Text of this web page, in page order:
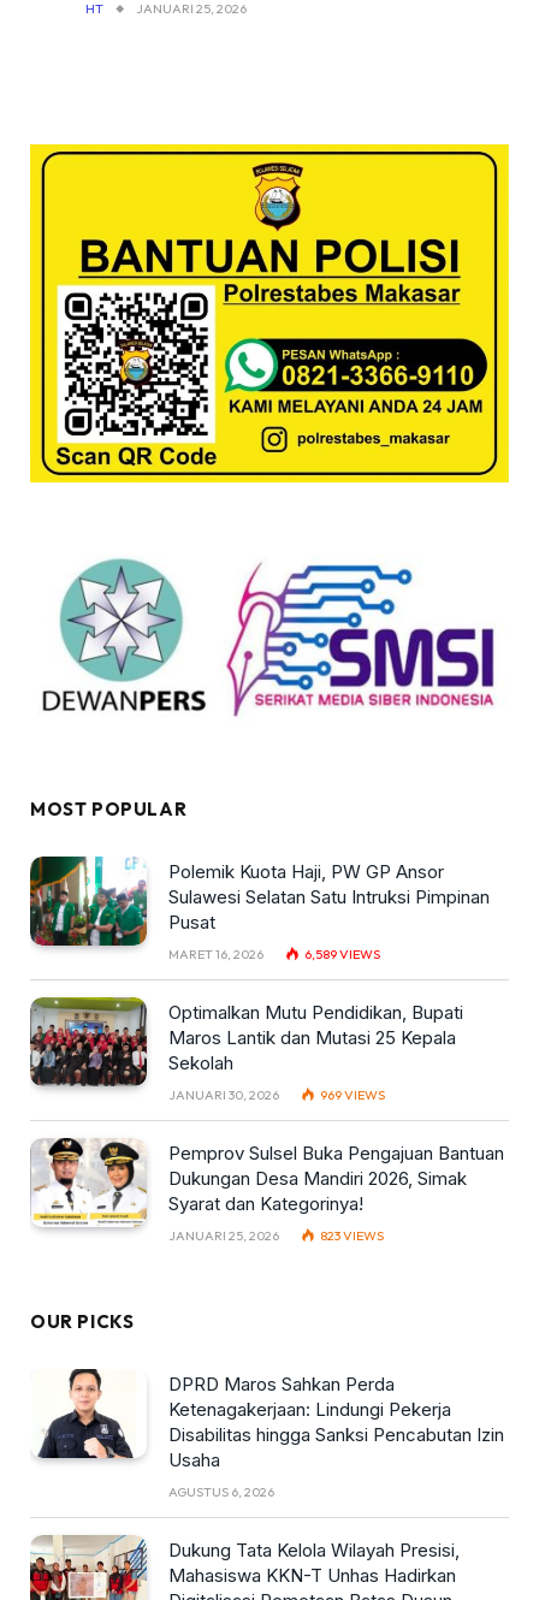
HT JANUARI 25, 2026
MOST POPULAR
Polemik Kuota Haji, PW GP Ansor
Sulawesi Selatan Satu Intruksi Pimpinan
Pusat
MARET 16, 2026 6,589VIEWS
Optimalkan Mutu Pendidikan, Bupati
Maros Lantik dan Mutasi 25 Kepala
Sekolah
JANUARI 30, 2026 969VIEWS
Pemprov Sulsel Buka Pengajuan Bantuan
Dukungan Desa Mandiri 2026, Simak
Syarat dan Kategorinya!
JANUARI 25, 2026 823VIEWS
OUR PICKS
DPRD Maros Sahkan Perda
Ketenagakerjaan: Lindungi Pekerja
Disabilitas hingga Sanksi Pencabutan Izin
Usaha
AGUSTUS 6, 2026
Dukung Tata Kelola Wilayah Presisi,
Mahasiswa KKN-T Unhas Hadirkan